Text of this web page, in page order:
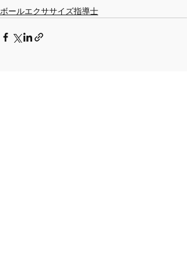
ボールエクササイズ指導士